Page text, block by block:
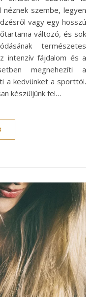
néznek szembe, legyen
vagy egy hosszú
változó, és sok
természetes
intenzív fájdalom és a
megnehezíti a
a kedvünket a sporttól.
készüljünk fel…